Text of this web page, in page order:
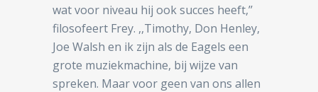
wat voor niveau hij ook succes heeft,’’
filosofeert Frey. ,,Timothy, Don Henley,
Joe Walsh en ik zijn als de Eagels een
grote muziekmachine, bij wijze van
spreken. Maar voor geen van ons allen